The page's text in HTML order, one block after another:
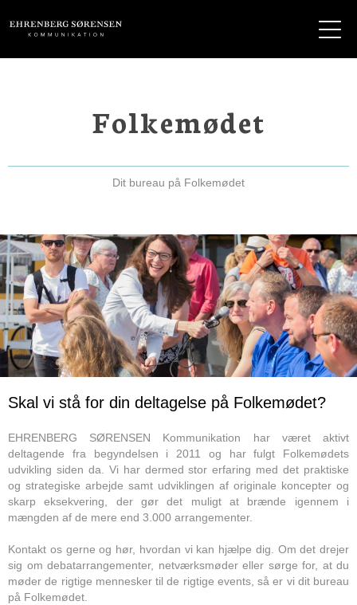
Folkemødet
Dit bureau på Folkemødet
Skal vi stå for din deltagelse på Folkemødet?
EHRENBERG SØRENSEN Kommunikation har været aktivt
deltagende fra begyndelsen i 2011 og har fulgt Folkemødets
udvikling siden da. Vi har dermed stor erfaring med det praktiske
og strategiske arbejde samt udviklingen af originale koncepter og
skarp eksekvering, der gør det muligt at brænde igennem i
mængden af de mere end 3.000 arrangementer.
Kontakt os gerne og hør, hvordan vi kan hjælpe dig. Om det drejer
sig om debatarrangementer, netværksmøder eller sørge for, at du
møder de rigtige mennesker til de rigtige events, så er vi dit bureau
på Folkemødet.